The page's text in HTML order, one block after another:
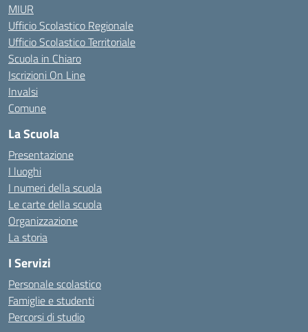
MIUR
Ufficio Scolastico Regionale
Ufficio Scolastico Territoriale
Scuola in Chiaro
Iscrizioni On Line
Invalsi
Comune
La Scuola
Presentazione
I luoghi
I numeri della scuola
Le carte della scuola
Organizzazione
La storia
I Servizi
Personale scolastico
Famiglie e studenti
Percorsi di studio